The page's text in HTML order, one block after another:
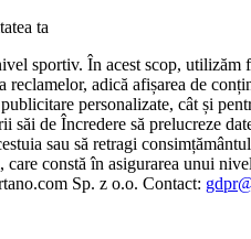
ta
sportiv. În acest scop,
reclamelor, adică afișarea de
personalizate, cât și
de Încredere să prelucreze
sau să retragi
constă în asigurarea unui
Sp. z o.o. Contact: